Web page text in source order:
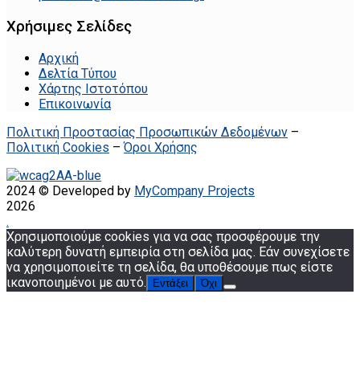
Χρήσιμες Σελίδες
Αρχική
Δελτία Τύπου
Χάρτης Ιστοτόπου
Επικοινωνία
Πολιτική Προστασίας Προσωπικών Δεδομένων –
Πολιτική Cookies –Όροι Χρήσης
2024 © Developed by MyCompany Projects
2026
.
Χρησιμοποιούμε cookies για να σας προσφέρουμε την
καλύτερη δυνατή εμπειρία στη σελίδα μας. Εάν συνεχίσετε
να χρησιμοποιείτε τη σελίδα, θα υποθέσουμε πως είστε
ικανοποιημένοι με αυτό.
Εντάξει Όχι